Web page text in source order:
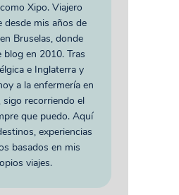
Xipo. Viajero
desde mis años de
Bruselas, donde
blog en 2010. Tras
e Inglaterra y
a la enfermería en
sigo recorriendo el
que puedo. Aquí
experiencias
basados en mis
viajes.